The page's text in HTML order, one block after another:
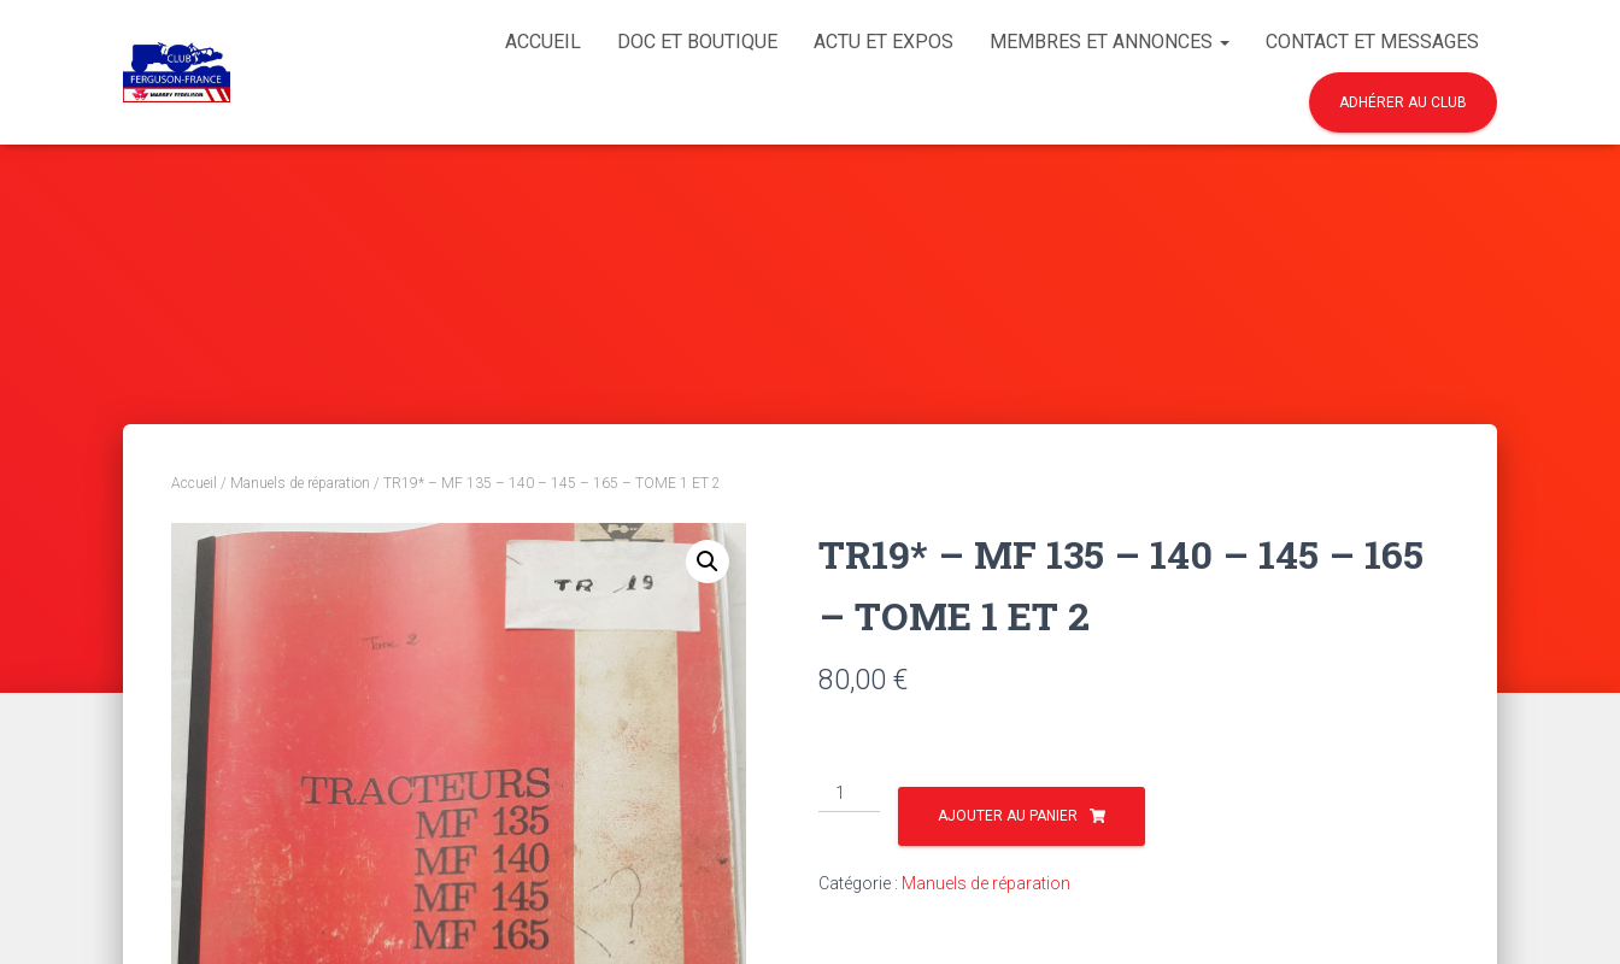
ACCUEIL DOC ET BOUTIQUE ACTU ET EXPOS MEMBRES ET ANNONCES CONTACT ET MESSAGES
ADHÉRER AU CLUB
Accueil / Manuels de réparation / TR19* – MF 135 – 140 – 145 – 165 – TOME 1 ET 2
TR19* – MF 135 – 140 – 145 – 165
– TOME 1 ET 2
80,00 €
quantité
de
MF
AJOUTER AU PANIER
Catégorie : Manuels de réparation